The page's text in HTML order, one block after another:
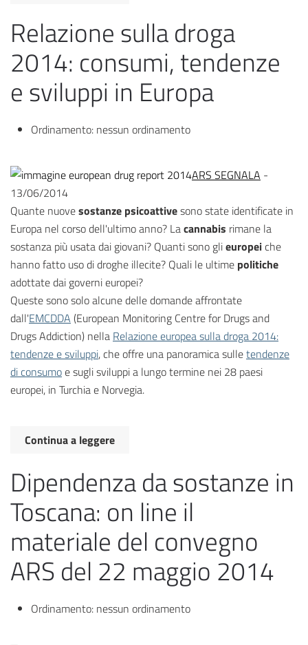
Relazione sulla droga
2014: consumi, tendenze
e sviluppi in Europa
Ordinamento: nessun ordinamento
ARS SEGNALA -
13/06/2014
Quante nuovesostanze psicoattivesono state identificate in
Europa nel corso dell'ultimo anno? Lacannabis rimane la
sostanza più usata dai giovani? Quanti sono glieuropeiche
hanno fatto uso di droghe illecite? Quali le ultime politiche
adottate dai governi europei?
Queste sono solo alcune delle domande affrontate
dall'EMCDDA (European Monitoring Centre for Drugs and
Drugs Addiction) nella Relazione europea sulla droga 2014:
tendenze e sviluppi, che offre una panoramica sulletendenze
di consumoe sugli sviluppi a lungo termine nei 28 paesi
europei, in Turchia e Norvegia.
Continua a leggere
Dipendenza da sostanze in
Toscana: on line il
materiale del convegno
ARS del 22 maggio 2014
Ordinamento: nessun ordinamento